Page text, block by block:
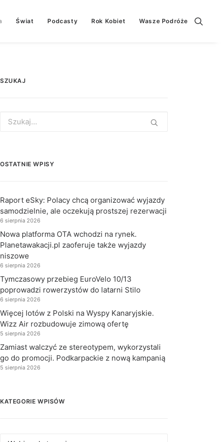
Świat Podcasty Rok Kobiet Wasze Podróże
SZUKAJ
for:
OSTATNIE WPISY
Raport eSky: Polacy chcą organizować wyjazdy
samodzielnie, ale oczekują prostszej rezerwacji
6 sierpnia 2026
Nowa platforma OTA wchodzi na rynek.
Planetawakacji.pl zaoferuje także wyjazdy
niszowe
6 sierpnia 2026
Tymczasowy przebieg EuroVelo 10/13
poprowadzi rowerzystów do latarni Stilo
6 sierpnia 2026
Więcej lotów z Polski na Wyspy Kanaryjskie.
Wizz Air rozbudowuje zimową ofertę
5 sierpnia 2026
Zamiast walczyć ze stereotypem, wykorzystali
go do promocji. Podkarpackie z nową kampanią
5 sierpnia 2026
KATEGORIE WPISÓW
Kategorie